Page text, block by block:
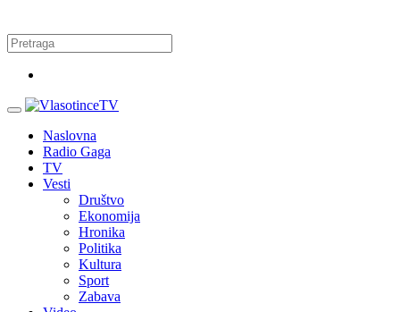
Naslovna
Radio Gaga
TV
Vesti
Društvo
Ekonomija
Hronika
Politika
Kultura
Sport
Zabava